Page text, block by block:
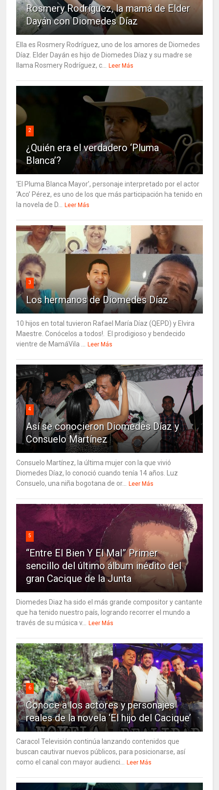
Rosmery Rodríguez, la mamá de Elder
Dayán con Diomedes Díaz
Ella es Rosmery Rodríguez, uno de los amores de Diomedes
Díaz. Elder Dayán es hijo de Diomedes Díaz y su madre se
llama Rosmery Rodríguez, c...
Leer Más
2
¿Quién era el verdadero ‘Pluma
Blanca’?
‘El Pluma Blanca Mayor’, personaje interpretado por el actor
‘Aco’ Pérez, es uno de los que más participación ha tenido en
la novela de D...
Leer Más
3
Los hermanos de Diomedes Díaz
10 hijos en total tuvieron Rafael María Díaz (QEPD) y Elvira
Maestre. Conócelos a todos!. El prodigioso y bendecido
vientre de MamáVila ...
Leer Más
4
Así se conocieron Diomedes Díaz y
Consuelo Martínez
Consuelo Martínez, la última mujer con la que vivió
Diomedes Díaz, lo conoció cuando tenía 14 años. Luz
Consuelo, una niña bogotana de or...
Leer Más
5
“Entre El Bien Y El Mal” Primer
sencillo del último álbum inédito del
gran Cacique de la Junta
Diomedes Diaz ha sido el más grande compositor y cantante
que ha tenido nuestro país, logrando recorrer el mundo a
través de su música v...
Leer Más
6
Conoce a los actores y personajes
reales de la novela ‘El hijo del Cacique’
Caracol Televisión continúa lanzando contenidos que
buscan cautivar nuevos públicos, para posicionarse, así
como el canal con mayor audienci...
Leer Más